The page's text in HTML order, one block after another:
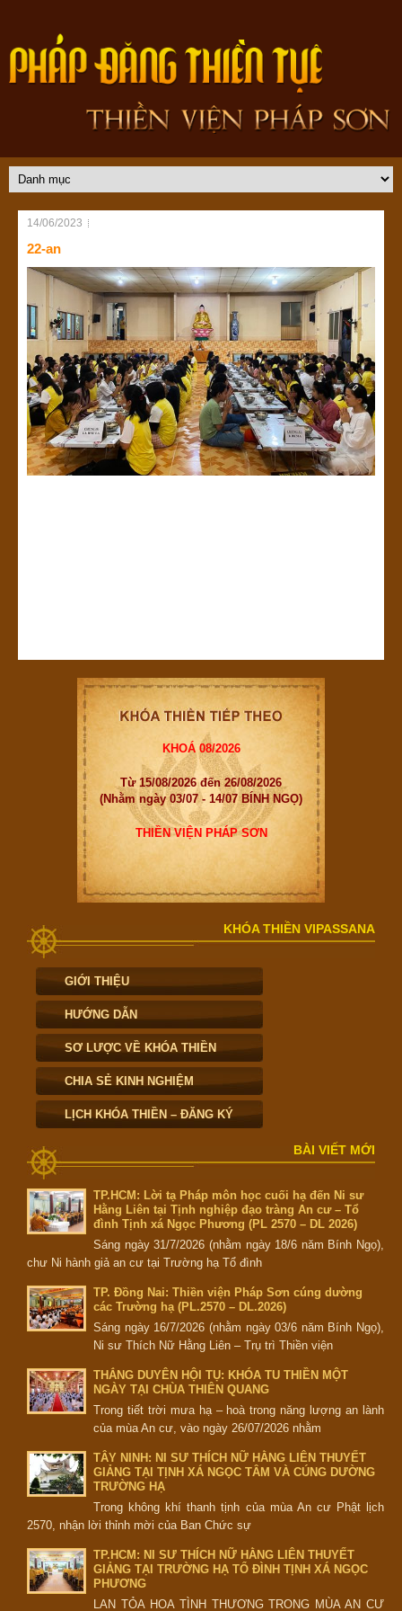
14/06/2023
22-an
KHOÁ 08/2026
Từ 15/08/2026 đến 26/08/2026
(Nhằm ngày 03/07 - 14/07 BÍNH NGỌ)
THIỀN VIỆN PHÁP SƠN
KHÓA THIỀN VIPASSANA
GIỚI THIỆU
HƯỚNG DẪN
SƠ LƯỢC VỀ KHÓA THIỀN
CHIA SẺ KINH NGHIỆM
LỊCH KHÓA THIỀN – ĐĂNG KÝ
BÀI VIẾT MỚI
TP.HCM: Lời tạ Pháp môn học cuối hạ đến Ni sư
Hằng Liên tại Tịnh nghiệp đạo tràng An cư – Tổ
đình Tịnh xá Ngọc Phương (PL 2570 – DL 2026)
Sáng ngày 31/7/2026 (nhằm ngày 18/6 năm Bính Ngọ),
chư Ni hành giả an cư tại Trường hạ Tổ đình
TP. Đồng Nai: Thiền viện Pháp Sơn cúng dường
các Trường hạ (PL.2570 – DL.2026)
Sáng ngày 16/7/2026 (nhằm ngày 03/6 năm Bính Ngọ),
Ni sư Thích Nữ Hằng Liên – Trụ trì Thiền viện
THẮNG DUYÊN HỘI TỤ: KHÓA TU THIỀN MỘT
NGÀY TẠI CHÙA THIÊN QUANG
Trong tiết trời mưa hạ – hoà trong năng lượng an lành
của mùa An cư, vào ngày 26/07/2026 nhằm
TÂY NINH: NI SƯ THÍCH NỮ HẰNG LIÊN THUYẾT
GIẢNG TẠI TỊNH XÁ NGỌC TÂM VÀ CÚNG DƯỜNG
TRƯỜNG HẠ
Trong không khí thanh tịnh của mùa An cư Phật lịch
2570, nhận lời thỉnh mời của Ban Chức sự
TP.HCM: NI SƯ THÍCH NỮ HẰNG LIÊN THUYẾT
GIẢNG TẠI TRƯỜNG HẠ TỔ ĐÌNH TỊNH XÁ NGỌC
PHƯƠNG
LAN TỎA HOA TÌNH THƯƠNG TRONG MÙA AN CƯ